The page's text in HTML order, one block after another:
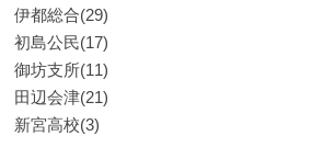
伊都総合(29)
初島公民(17)
御坊支所(11)
田辺会津(21)
新宮高校(3)